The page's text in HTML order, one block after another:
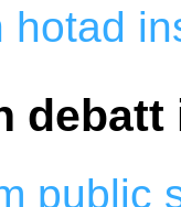
hotad
debatt
public